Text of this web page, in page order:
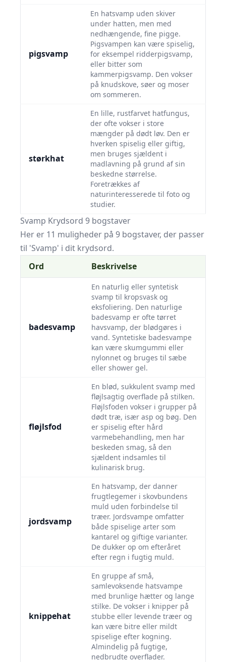
pigsvamp
En hatsvamp uden skiver
under hatten, men med
nedhængende, fine pigge.
Pigsvampen kan være spiselig,
for eksempel ridderpigsvamp,
eller bitter som
kammerpigsvamp. Den vokser
på knudskove, søer og moser
om sommeren.
størkhat
En lille, rustfarvet hatfungus,
der ofte vokser i store
mængder på dødt løv. Den er
hverken spiselig eller giftig,
men bruges sjældent i
madlavning på grund af sin
beskedne størrelse.
Foretrækkes af
naturinteresserede til foto og
studier.
Svamp Krydsord 9 bogstaver
Her er 11 muligheder på 9 bogstaver, der passer
til 'Svamp' i dit krydsord.
Ord
Beskrivelse
badesvamp
En naturlig eller syntetisk
svamp til kropsvask og
eksfoliering. Den naturlige
badesvamp er ofte tørret
havsvamp, der blødgøres i
vand. Syntetiske badesvampe
kan være skumgummi eller
nylonnet og bruges til sæbe
eller shower gel.
fløjlsfod
En blød, sukkulent svamp med
fløjlsagtig overflade på stilken.
Fløjlsfoden vokser i grupper på
dødt træ, især asp og bøg. Den
er spiselig efter hård
varmebehandling, men har
beskeden smag, så den
sjældent indsamles til
kulinarisk brug.
jordsvamp
En hatsvamp, der danner
frugtlegemer i skovbundens
muld uden forbindelse til
træer. Jordsvampe omfatter
både spiselige arter som
kantarel og giftige varianter.
De dukker op om efteråret
efter regn i fugtig muld.
knippehat
En gruppe af små,
samlevoksende hatsvampe
med brunlige hætter og lange
stilke. De vokser i knipper på
stubbe eller levende træer og
kan være bitre eller mildt
spiselige efter kogning.
Almindelig på fugtige,
nedbrudte overflader.